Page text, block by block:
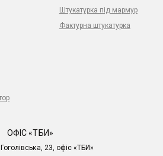
Штукатурка під мармур
Фактурна штукатурка
ОФІС «ТБИ»
23, офіс «ТБИ»